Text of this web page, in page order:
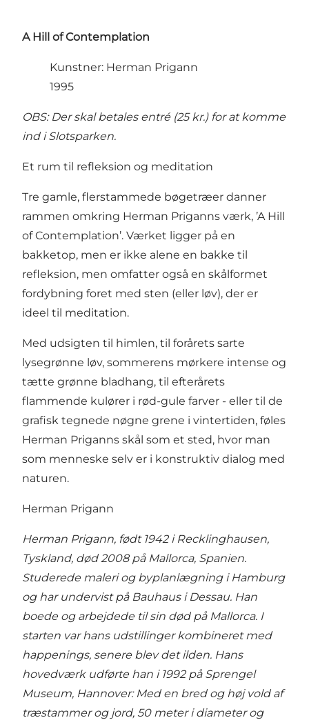
A Hill of Contemplation
Kunstner: Herman Prigann
1995
OBS: Der skal betales entré (25 kr.) for at komme
ind i Slotsparken.
Et rum til refleksion og meditation
Tre gamle, flerstammede bøgetræer danner
rammen omkring Herman Priganns værk, ’A Hill
of Contemplation’. Værket ligger på en
bakketop, men er ikke alene en bakke til
refleksion, men omfatter også en skålformet
fordybning foret med sten (eller løv), der er
ideel til meditation.
Med udsigten til himlen, til forårets sarte
lysegrønne løv, sommerens mørkere intense og
tætte grønne bladhang, til efterårets
flammende kulører i rød-gule farver - eller til de
grafisk tegnede nøgne grene i vintertiden, føles
Herman Priganns skål som et sted, hvor man
som menneske selv er i konstruktiv dialog med
naturen.
Herman Prigann
Herman Prigann, født 1942 i Recklinghausen,
Tyskland, død 2008 på Mallorca, Spanien.
Studerede maleri og byplanlægning i Hamburg
og har undervist på Bauhaus i Dessau. Han
boede og arbejdede til sin død på Mallorca. I
starten var hans udstillinger kombineret med
happenings, senere blev det ilden. Hans
hovedværk udførte han i 1992 på Sprengel
Museum, Hannover: Med en bred og høj vold af
træstammer og jord, 50 meter i diameter og